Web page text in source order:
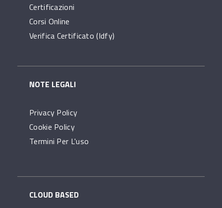
Certificazioni
Corsi Online
Verifica Certificato (idfy)
NOTE LEGALI
Privacy Policy
Cookie Policy
Termini Per L'uso
CLOUD BASED